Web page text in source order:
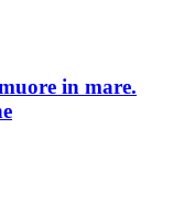
in mare.